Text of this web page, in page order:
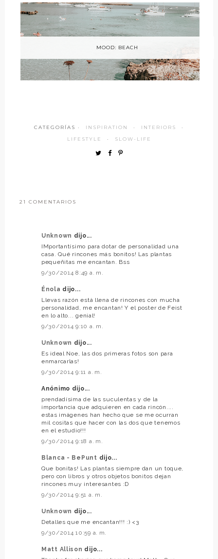
MOOD: BEACH
CATEGORÍAS · INSPIRATION · INTERIORS
·
LIFESTYLE
· SLOW-LIFE
21 COMENTARIOS
Unknown dijo...
IMportantísimo para dotar de personalidad una
casa. Qué rincones más bonitos! Las plantas
pequeñitas me encantan. Bss
9/30/2014 8:49 a. m.
Énola dijo...
Llevas razón está llena de rincones con mucha
personalidad, me encantan! Y el poster de Feist
en lo alto... genial!
9/30/2014 9:10 a. m.
Unknown dijo...
Es ideal Noe, las dos primeras fotos son para
enmarcarlas!
9/30/2014 9:11 a. m.
Anónimo dijo...
prendadísima de las suculentas y de la
importancia que adquieren en cada rincón....
estas imágenes han hecho que se me ocurran
mil cositas que hacer con las dos que tenemos
en el estudio!!!
9/30/2014 9:18 a. m.
Blanca - BePunt dijo...
Que bonitas! Las plantas siempre dan un toque,
pero con libros y otros objetos bonitos dejan
rincones muy interesantes :D
9/30/2014 9:51 a. m.
Unknown dijo...
Detalles que me encantan!!! :) <3
9/30/2014 10:59 a. m.
Matt Allison dijo...